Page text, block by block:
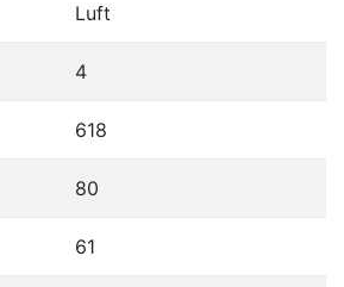
Luft
4
618
80
61